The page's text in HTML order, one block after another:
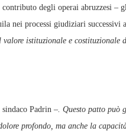
degli operai abruzzesi –
nei processi giudiziari successivi
valore istituzionale e costituzionale
Padrin –. Questo patto può
profondo, ma anche la